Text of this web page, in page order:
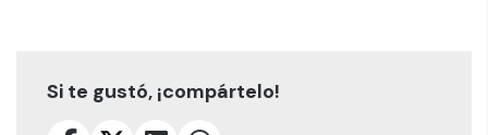
Si te gustó, ¡compártelo!